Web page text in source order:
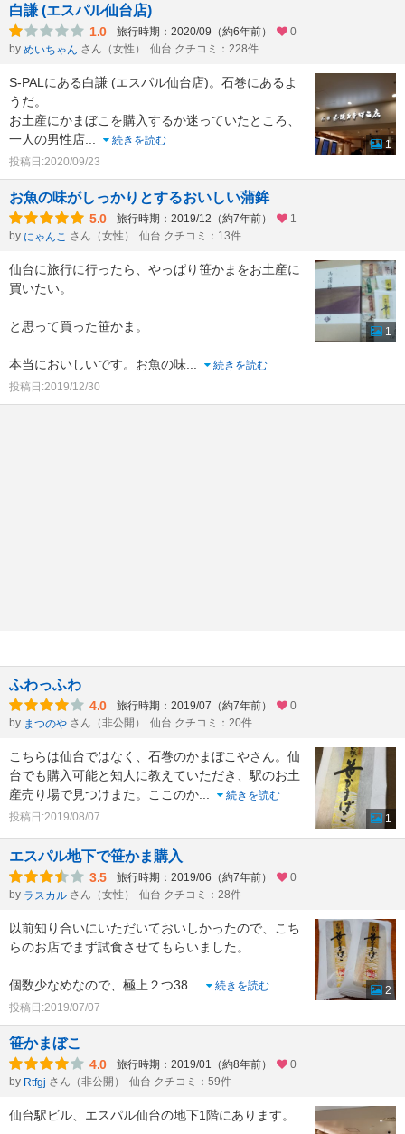
白謙 (エスパル仙台店)
1.0 旅行時期：2020/09（約6年前）
0
by めいちゃん さん（女性） 仙台 クチコミ：228件
S-PALにある白謙 (エスパル仙台店)。石巻にあるよ
うだ。
お土産にかまぼこを購入するか迷っていたところ、
一人の男性店...
続きを読む
投稿日:2020/09/23
1
お魚の味がしっかりとするおいしい蒲鉾
5.0 旅行時期：2019/12（約7年前）
1
by にゃんこ さん（女性） 仙台 クチコミ：13件
仙台に旅行に行ったら、やっぱり笹かまをお土産に
買いたい。
と思って買った笹かま。
本当においしいです。お魚の味...
続きを読む
投稿日:2019/12/30
1
ふわっふわ
4.0 旅行時期：2019/07（約7年前）
0
by まつのや さん（非公開） 仙台 クチコミ：20件
こちらは仙台ではなく、石巻のかまぼこやさん。仙
台でも購入可能と知人に教えていただき、駅のお土
産売り場で見つけまた。ここのか...
続きを読む
投稿日:2019/08/07
1
エスパル地下で笹かま購入
3.5 旅行時期：2019/06（約7年前）
0
by ラスカル さん（女性） 仙台 クチコミ：28件
以前知り合いにいただいておいしかったので、こち
らのお店でまず試食させてもらいました。
個数少なめなので、極上２つ38...
続きを読む
投稿日:2019/07/07
2
笹かまぼこ
4.0 旅行時期：2019/01（約8年前）
0
by Rtfgj さん（非公開） 仙台 クチコミ：59件
仙台駅ビル、エスパル仙台の地下1階にあります。